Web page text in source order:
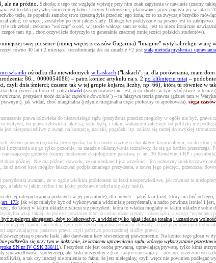
ale na próżno. Szkoda; z tego też względu wpisuję przy nim znak zapytania w nawiasie (znamy
jest to data przyszłej śmierci mej babci Lucyny Uzdowskiej, planowanej przez papieża już w latach
tezie, że popełnił samobójstwo (zresztą żyła przecież jego żona, co to za zwyczaje brzydko
zabić, co więcej, zostałyby po tym jakieś ślady. Dlatego też praktycznie na pewno jest to
ich zebrał, rzekomo "walcząc" o coś, w istocie walcząc sam ze sobą; jest to nieco ironiczne
tam itp., choć oczywiście dotyczyło to generalnie znacznej mniejszości polskich studentów).
swej piosence (mniej więcej z czasów Gagarina) "Imagine" wytykał religii wiarę
równo 40 lat i 2 miesiące: transformacja dat na zasadzie +2 jest stałą metodą myślenia i
ośrodku dla niewidomych w Laskach ("łaskach"; ja, dla porównania, mam
86... 0000054086) – patrz koniec artykułu na s. 2 po kliknięciu tutaj –
czyli dnia śmierci; czasem tak w tej grupie kojarzą liczby, np. 66), którą tu również w
ćwierć miliona zł: patrz dowód (zasugerowane tam jest, o co chodzi w tym zabójstwie: o temat
prezydent może działać zupełnie dowolnie") – ta fałszywa teoria prawna (gdzieś tam w
jak widać, choć marginalna (jedynie marginalna część profesury to aprobowała), sięga
prawa człowieka do niezawisłego sądu (prezydenta przecież mogłoby w ogóle nie być,
bo prawa człowieka jakie są, takie będą, i takim wahaniom zależnym od polityki nie
jest niesprawiedliwy z uwagi na korupcję, naciski, pogróżki itp. zalicza się raczej do zwykłej
system prawny) sędziów-przestępców, bo tu chodzi o winę o charakterze kryminalnym, co do której
się go tylko pozornie, na zasadzie okłamywania rozmówcy, że się go bardzo przestrzega.
godność (ważny fundament aksjologiczny państwa, p. art. 30 Konstytucji RP i
później. Nie ma później dowodu, że on ułaskawił już wcześniej. Ten poboczny (niekluczowy)
nawet ktoś mógłby fałszować podpis zmarłego prezydenta, a nawet jego pieczęci, przenosząc
uważam, że w ogóle wielkim problemem są łaski niesprawiedliwe, jak również te
a także w jakim trybie i na jakiej podstawie uchyla się akty łaski).
jej interpretowania podanych w jej preambule), dla innych – jakiś tam facet, który ma być od tego,
art. 173; jak więc miałyby być od wykonywania widzimisię prezydenta!), a nadto powinna istnieć i
do której w takim układzie zalicza się prezydent: która to władza mogłaby w takim układzie
wizji takiej, że polityk powinien brać na siebie różne ciężary i obowiązki, a wroga
być zupełnym abnegatem, żeby to lekceważyć, a widzieć tylko jakąś idealną totalną i uznaniową
zanim tam trafia, czyli gdy trzeba najpierw pozbierać dowody, to już przy obecnym
państwo prawa, czyli państwo powszechnej służby prawu).
piszą o prawie łaski jako darowaniu kary stwierdzonej prawomocnie. Na koniec tego głosu w
podkreśla się przy tym w doktrynie, że każdemu uprawnieniu sądu, którego wykorzystanie
SN nr IV CSK 330/11). Prezydent nie jest osobą prywatną, uprawiającą prywatę, tylko kimś
sprawiedliwości społecznej); akt łaski niezgodny z (tzn. rażąco naruszający – por. np. orzecznictwo
a tak czy inaczej nie zmienia to faktu, że jest nielegalny, czyli wręcz nie powinien podlegać